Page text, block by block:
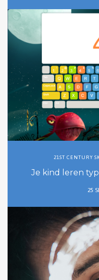
21ST CENTURY
Je kind leren
25